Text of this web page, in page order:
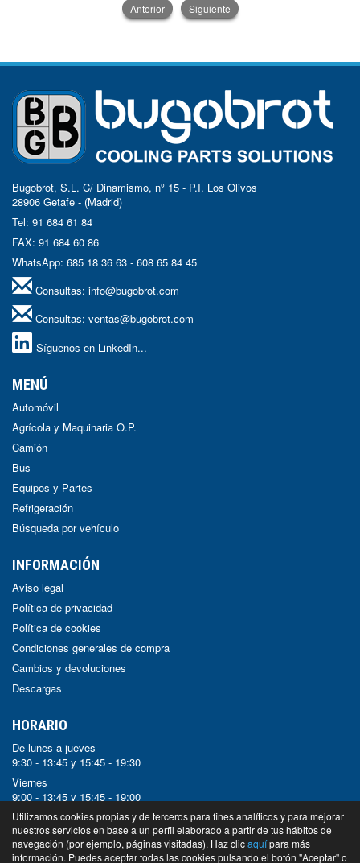
Anterior Siguiente
Bugobrot, S.L. C/ Dinamismo, nº 15 - P.I. Los Olivos
28906 Getafe - (Madrid)
Tel: 91 684 61 84
FAX: 91 684 60 86
WhatsApp: 685 18 36 63 - 608 65 84 45
Consultas: info@bugobrot.com
Consultas: ventas@bugobrot.com
Síguenos en LinkedIn...
MENÚ
Automóvil
Agrícola y Maquinaria O.P.
Camión
Bus
Equipos y Partes
Refrigeración
Búsqueda por vehículo
INFORMACIÓN
Aviso legal
Política de privacidad
Política de cookies
Condiciones generales de compra
Cambios y devoluciones
Descargas
HORARIO
De lunes a jueves
9:30 - 13:45 y 15:45 - 19:30
Viernes
9:00 - 13:45 y 15:45 - 19:00
Sábado y Domingo
Cerrado
Utilizamos cookies propias y de terceros para fines analíticos y para mejorar
nuestros servicios en base a un perfil elaborado a partir de tus hábitos de
navegación (por ejemplo, páginas visitadas). Haz clicaquípara más
información. Puedes aceptar todas las cookies pulsando el botón "Aceptar" o